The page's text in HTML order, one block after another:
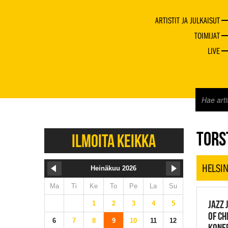
ARTISTIT JA JULKAISUT
TOIMIJAT
LIVE
ILMOITA KEIKKA
Heinäkuu 2026
Ma Ti Ke To Pe La Su
1 2 3 4 5
6 7 8 9 10 11 12
JAZZ
JAZZ
OF